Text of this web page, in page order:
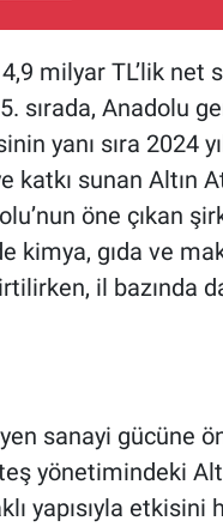
milyar TL’lik net
sırada, Anadolu
yanı sıra 2024
sunan Altın
öne çıkan
kimya, gıda ve
il bazında
sanayi gücüne
yönetimindeki
yapısıyla etkisini